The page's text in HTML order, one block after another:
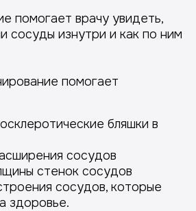
помогает врачу увидеть,
сосуды изнутри и как по ним
помогает
бляшки в
сосудов
стенок сосудов
сосудов, которые
здоровье.